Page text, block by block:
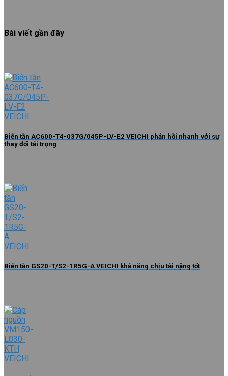
Bài viết gần đây
Biến tần AC600-T4-037G/045P-LV-E2 VEICHI phản hồi nhanh với sự
thay đổi tải trọng
Biến tần GS20-T/S2-1R5G-A VEICHI khả năng chịu tải nặng tốt